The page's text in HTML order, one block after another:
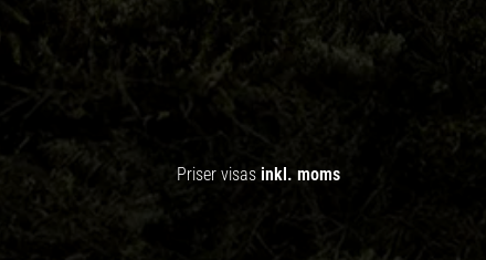
Priser visas inkl. moms